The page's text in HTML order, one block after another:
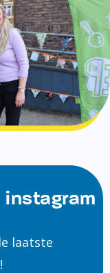
instagram
laatste